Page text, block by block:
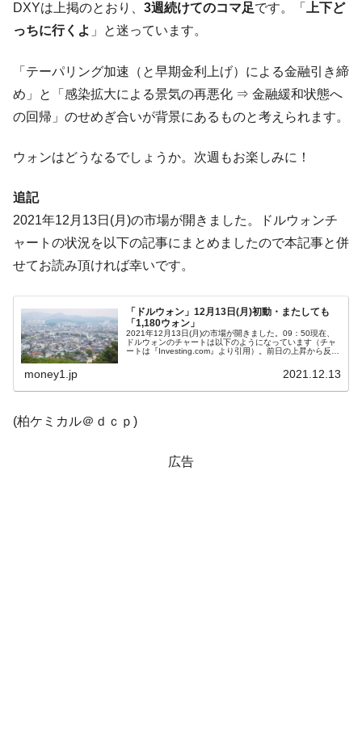
Fact1
全て勝つといくら？ 競馬GI競走で勝利騎手がもら
える賞金とは？
平成仮面ライダーの意外すぎるモチーフとは？
Fact1
発表から2日で大崩壊、鳴かず飛ばずに終わりそう
だった選手とは？
ている意外な選手とは？
Fact1 セレクトセールの高額取引馬が稼いだ金額とは？
DXYは上掲のとおり、 3週続けてのコマ足です。「
上下ど
っちに行くよ 」と迷っています。
「テーパリング加速（と早期金利上げ）による金融引き締
め」と「感染拡大による景気の再悪化 ⇒ 金融緩和状態へ
の回帰」のせめぎ合いが背景にあるものと考えられます。
ウォンはどうなるでしょうか。次週もお楽しみに！
追記
2021年12月13日(月)の市場が開きました。ドルウォンチ
ャートの状況を以下の記事にまとめましたので本記事と併
せてお読み頂ければ幸いです。
「ドルウォン」12月13日(月)初動・またしても
「1,180ウォン」
2021年12月13日(月)の市場が開きました。09：50現在、
ドルウォンのチャートは以下のようになっています（チャ
ートは『Investing.com』より引用）。前日の上昇から反落
money1.jp 2021.12.13
(柏ケミカル＠ｄｃｐ)
広告